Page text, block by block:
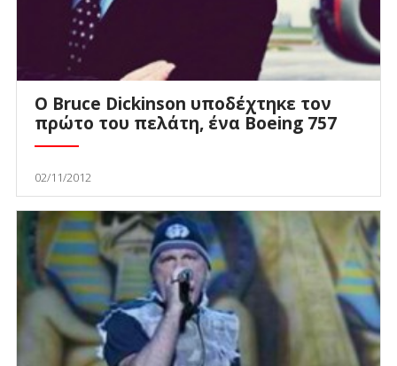
Ο Bruce Dickinson υποδέχτηκε τον
πρώτο του πελάτη, ένα Boeing 757
02/11/2012